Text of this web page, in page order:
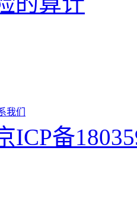
我们
ICP备